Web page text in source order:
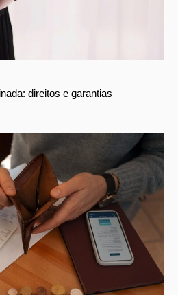
direitos e garantias